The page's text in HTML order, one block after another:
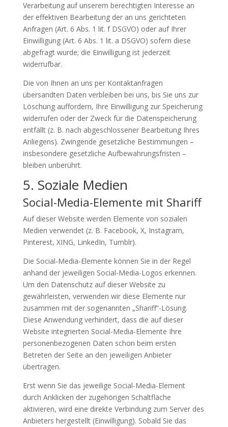
Verarbeitung auf unserem berechtigten Interesse an
der effektiven Bearbeitung der an uns gerichteten
Anfragen (Art. 6 Abs. 1 lit. f DSGVO) oder auf Ihrer
Einwilligung (Art. 6 Abs. 1 lit. a DSGVO) sofern diese
abgefragt wurde; die Einwilligung ist jederzeit
widerrufbar.
Die von Ihnen an uns per Kontaktanfragen
übersandten Daten verbleiben bei uns, bis Sie uns zur
Löschung auffordern, Ihre Einwilligung zur Speicherung
widerrufen oder der Zweck für die Datenspeicherung
entfällt (z. B. nach abgeschlossener Bearbeitung Ihres
Anliegens). Zwingende gesetzliche Bestimmungen –
insbesondere gesetzliche Aufbewahrungsfristen –
bleiben unberührt.
5. Soziale Medien
Social-Media-Elemente mit Shariff
Auf dieser Website werden Elemente von sozialen
Medien verwendet (z. B. Facebook, X, Instagram,
Pinterest, XING, LinkedIn, Tumblr).
Die Social-Media-Elemente können Sie in der Regel
anhand der jeweiligen Social-Media-Logos erkennen.
Um den Datenschutz auf dieser Website zu
gewährleisten, verwenden wir diese Elemente nur
zusammen mit der sogenannten „Shariff“-Lösung.
Diese Anwendung verhindert, dass die auf dieser
Website integrierten Social-Media-Elemente Ihre
personenbezogenen Daten schon beim ersten
Betreten der Seite an den jeweiligen Anbieter
übertragen.
Erst wenn Sie das jeweilige Social-Media-Element
durch Anklicken der zugehörigen Schaltfläche
aktivieren, wird eine direkte Verbindung zum Server des
Anbieters hergestellt (Einwilligung). Sobald Sie das